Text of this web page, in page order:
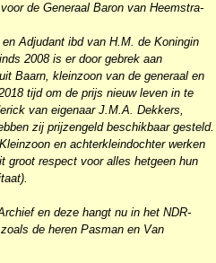
de Generaal Baron van Heemstra-
Adjudant ibd van H.M. de Koningin
2008 is er door gebrek aan
Baarn, kleinzoon van de generaal en
tijd om de prijs nieuw leven in te
van eigenaar J.M.A. Dekkers,
zij prijzengeld beschikbaar gesteld.
en achterkleindochter werken
groot respect voor alles hetgeen hun
en deze hangt nu in het NDR-
de heren Pasman en Van